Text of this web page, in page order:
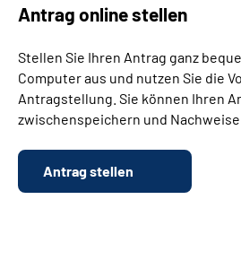
Über uns & Presse
Online-Services
Suche
Antrag online stellen
Stellen Sie Ihren Antrag ganz
Computer aus und nutzen Sie die
Antragstellung. Sie können Ihren
zwischenspeichern und
Antrag stellen